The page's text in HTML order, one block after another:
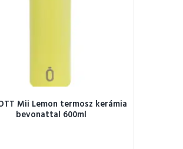
Mii Lemon termosz kerámia
bevonattal 600ml